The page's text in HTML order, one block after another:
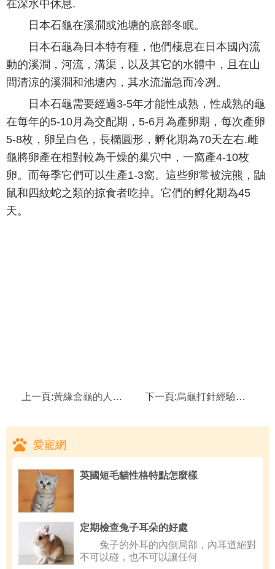
在深水中休息.
日本石龜在溪澗或池塘的底部冬眠。
日本石龜為日本特有種，他們棲息在日本國內流
動的溪澗，河流，溝渠，以及其它的水體中，且在山
間清涼的溪澗和池塘內，其水流湍急而冷冽。
日本石龜需要經過3-5年才能性成熟，性成熟的龜
在每年的5-10月為交配期，5-6月為產卵期，每次產卵
5-8枚，卵呈白色，長橢圓形，孵化期為70天左右.雌
龜將卵產在相對較為干燥的巢穴中，一窩產4-10枚
卵。而每季它們可以生產1-3窩。這些卵常被浣熊，鼬
鼠和四紋蛇之類的掠食者吃掉。它們的孵化期為45
天。
上一頁:黃緣盒龜的人工飼養方法,黃緣盒龜的喂養須知 下一頁:烏龜打針經驗分享,小烏龜喂食什麼食物
愛寵網
英國短毛貓性格特點怎麼樣
定期檢查兔子耳朵的好處
兔子的外耳的內側局部，內耳道絕對
不可以碰，也不可以讓任何